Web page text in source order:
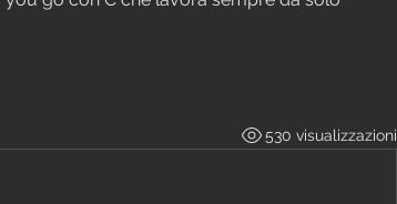
530 visualizzazioni